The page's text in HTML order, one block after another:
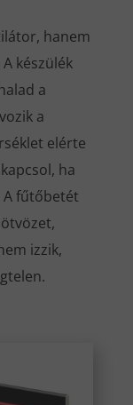
hanem
készülék
a
a
elérte
ha
A fűtőbetét
izzik,